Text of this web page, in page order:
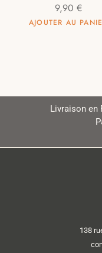
9,90 €
AJOUTER AU
Livraison en
138